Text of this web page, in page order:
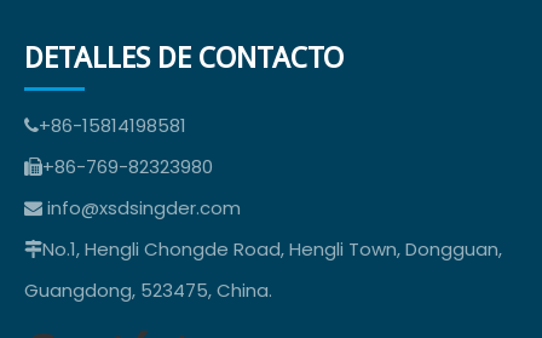
DETALLES DE CONTACTO
+86-15814198581
+86-769-82323980
 info@xsdsingder.com
No.1, Hengli Chongde Road, Hengli Town, Dongguan,
Guangdong, 523475, China.